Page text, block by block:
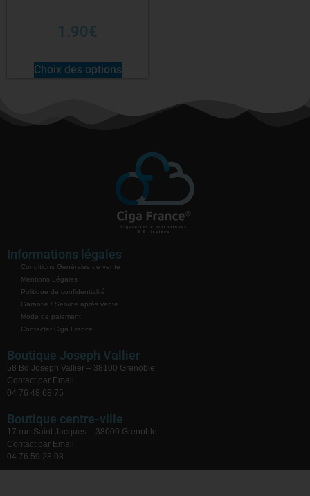
1.90€
Choix des options
Informations légales
Conditions Générales de vente
Mentions Légales
Politique de confidentialité
Garantie / Service après vente
Mode de paiement
Contacter Ciga France
Boutique Joseph Vallier
58 Bd Joseph Vallier – 38100 Grenoble
Contact par Email
04 76 48 68 75
Boutique centre-ville
17 rue Saint Jacques – 38000 Grenoble
Contact par Email
04 76 59 28 08